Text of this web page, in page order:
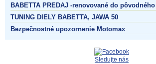
BABETTA PREDAJ -renovované do
TUNING DIELY BABETTA, JAWA 50
Bezpečnostné upozornenie Motomax
Sledujte nás